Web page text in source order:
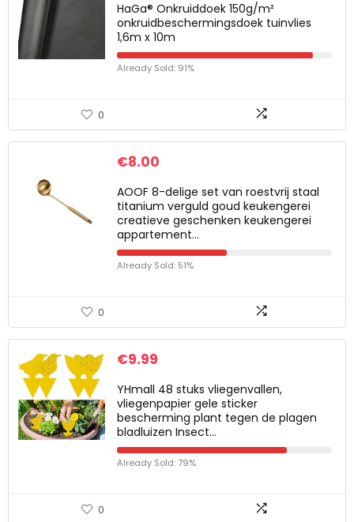
HaGa® Onkruiddoek 150g/m²
onkruidbeschermingsdoek tuinvlies
1,6m x 10m
Already Sold: 91%
0
€8.00
AOOF 8-delige set van roestvrij staal
titanium verguld goud keukengerei
creatieve geschenken keukengerei
appartement…
Already Sold: 51%
0
€9.99
YHmall 48 stuks vliegenvallen,
vliegenpapier gele sticker
bescherming plant tegen de plagen
bladluizen Insect…
Already Sold: 79%
0